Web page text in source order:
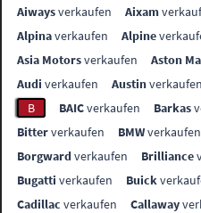
Aiwaysverkaufen Aixam
Alpinaverkaufen Alpine
Asia Motorsverkaufen Aston
Audi verkaufen Austinverkaufen
B
BAICverkaufen Barkas
Bitterverkaufen BMWverkaufen
Borgwardverkaufen Brilliance
Bugatti verkaufen Buick
Cadillac verkaufen Callaway